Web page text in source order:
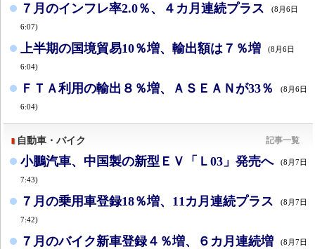
７月のインフレ率2.0％、４カ月連続プラス (8月6日
6:07)
上半期の国境貿易10％増、輸出額は７％増 (8月6日
6:04)
ＦＴＡ利用の輸出８％増、ＡＳＥＡＮが33％ (8月6日
6:04)
自動車・バイク 記事一覧
小鵬汽車、中国製の新型ＥＶ「Ｌ03」発売へ (8月7日
7:43)
７月の乗用車登録18％増、11カ月連続プラス (8月7日
7:42)
７月のバイク新車登録４％増、６カ月連続増 (8月7日